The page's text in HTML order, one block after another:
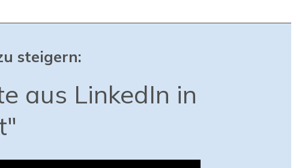
steigern:
aus LinkedIn in